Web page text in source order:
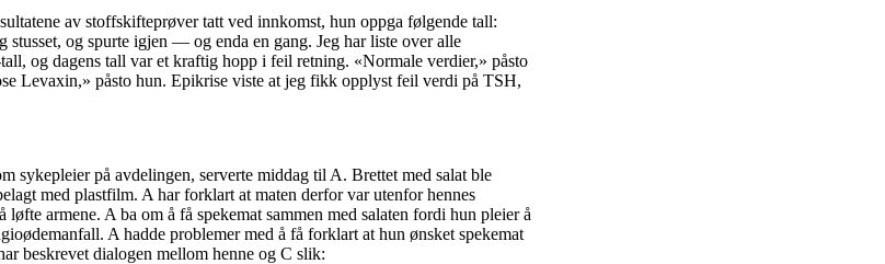
av stoffskifteprøver tatt ved innkomst, hun oppga følgende tall:
stusset, og spurte igjen — og enda en gang. Jeg har liste over alle
og dagens tall var et kraftig hopp i feil retning. «Normale verdier,» påsto
Levaxin,» påsto hun. Epikrise viste at jeg fikk opplyst feil verdi på TSH,
sykepleier på avdelingen, serverte middag til A. Brettet med salat ble
med plastfilm. A har forklart at maten derfor var utenfor hennes
armene. A ba om å få spekemat sammen med salaten fordi hun pleier å
A hadde problemer med å få forklart at hun ønsket spekemat
beskrevet dialogen mellom henne og C slik: